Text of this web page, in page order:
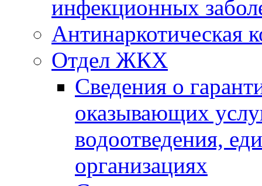
инфекционных
Антинаркотическая
Отдел ЖКХ
Сведения о
оказывающих
водоотведения,
организациях